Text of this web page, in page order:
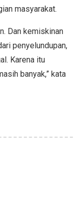
masyarakat.
Dan kemiskinan
penyelundupan,
Karena itu
banyak,” kata